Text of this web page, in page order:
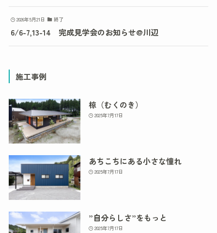
2026年5月21日 終了
6/6-7,13-14 完成見学会のお知らせ@川辺
施工事例
椋（むくのき）
2025年7月17日
あちこちにある小さな憧れ
2025年7月17日
”自分らしさ”をもっと
2025年7月17日